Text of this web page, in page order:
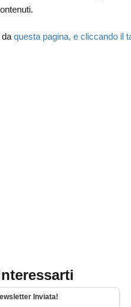
da questa pagina, e cliccando il
Inviata!